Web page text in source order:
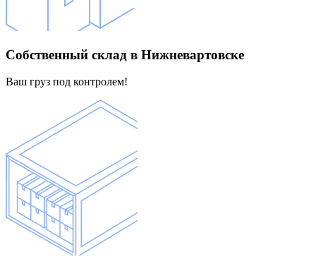
Собственный склад в Нижневартовске
Ваш груз под контролем!